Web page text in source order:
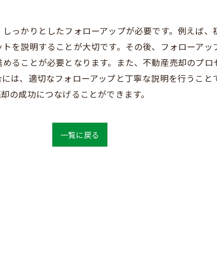
っかりとしたフォローアップが必要です。例えば、
を説明することが大切です。その後、フォローア
ることが必要となります。また、不動産売却のプ
は、適切なフォローアップと丁寧な説明を行うこ
の成功につなげることができます。
一覧に戻る